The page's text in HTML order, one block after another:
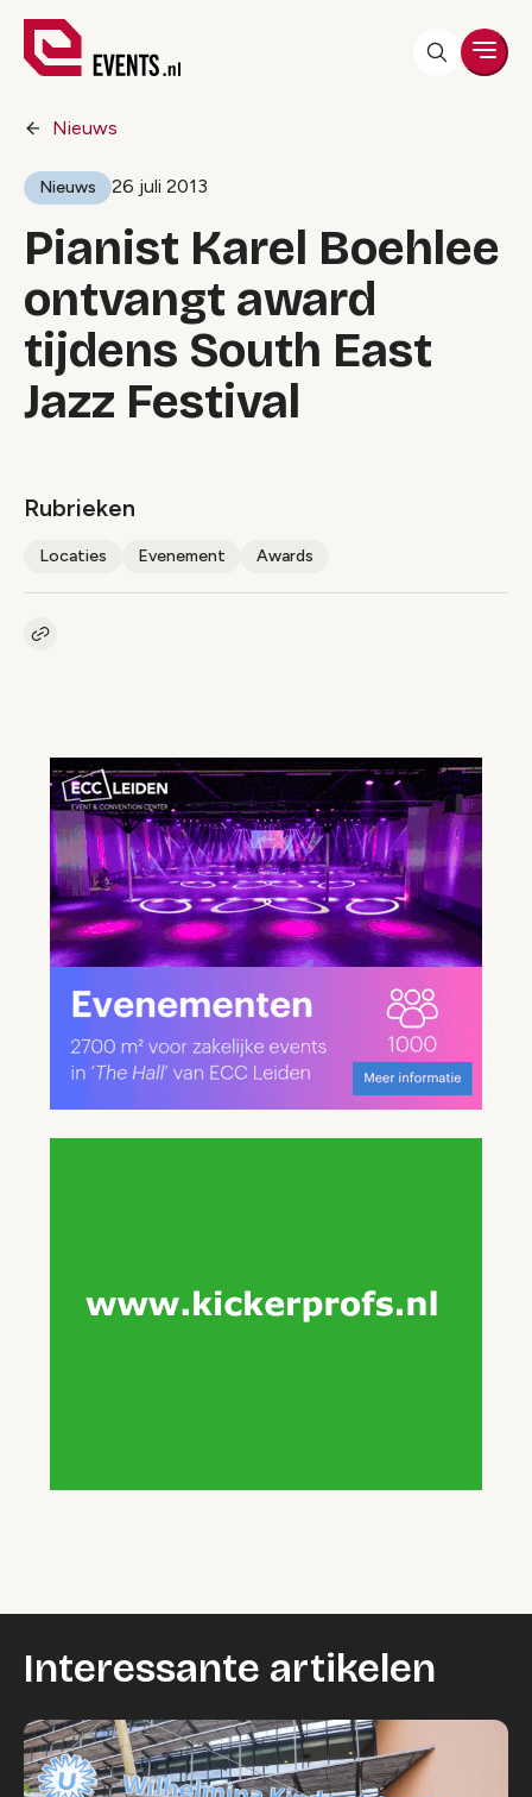
Nieuws
Nieuws 26 juli 2013
Pianist Karel Boehlee
ontvangt award
tijdens South East
Jazz Festival
Rubrieken
Locaties Evenement Awards
Kopieer link naar artikel
Interessante artikelen